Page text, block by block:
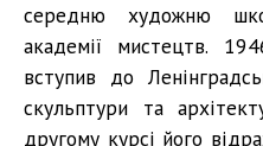
середню художню
академії мистецтв.
вступив до
скульптури та
другому курсі його